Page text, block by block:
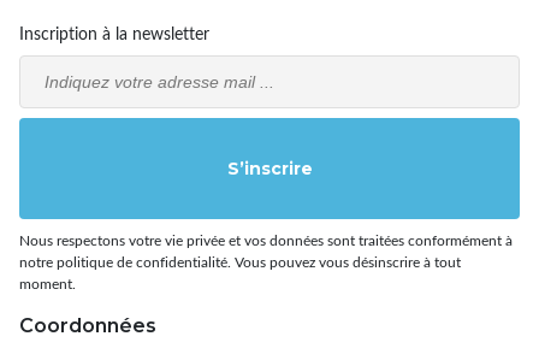
Inscription à la newsletter
Email
S’inscrire
Nous respectons votre vie privée et vos données sont traitées conformément à
notre politique de confidentialité. Vous pouvez vous désinscrire à tout
moment.
Coordonnées